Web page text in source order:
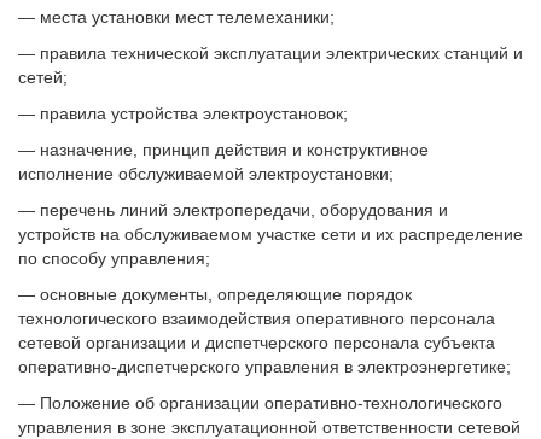
— места установки мест телемеханики;
— правила технической эксплуатации электрических станций и
сетей;
— правила устройства электроустановок;
— назначение, принцип действия и конструктивное
исполнение обслуживаемой электроустановки;
— перечень линий электропередачи, оборудования и
устройств на обслуживаемом участке сети и их распределение
по способу управления;
— основные документы, определяющие порядок
технологического взаимодействия оперативного персонала
сетевой организации и диспетчерского персонала субъекта
оперативно-диспетчерского управления в электроэнергетике;
— Положение об организации оперативно-технологического
управления в зоне эксплуатационной ответственности сетевой